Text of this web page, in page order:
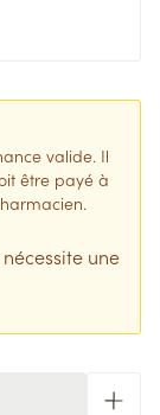
valide. Il
être payé à
une